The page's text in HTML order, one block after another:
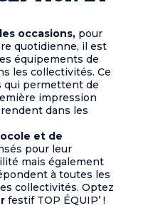
occasions, pour
quotidienne, il est
équipements de
les collectivités. Ce
qui permettent de
impression
dans les
et de
pour leur
mais également
à toutes les
collectivités. Optez
festif TOP ÉQUIP’ !